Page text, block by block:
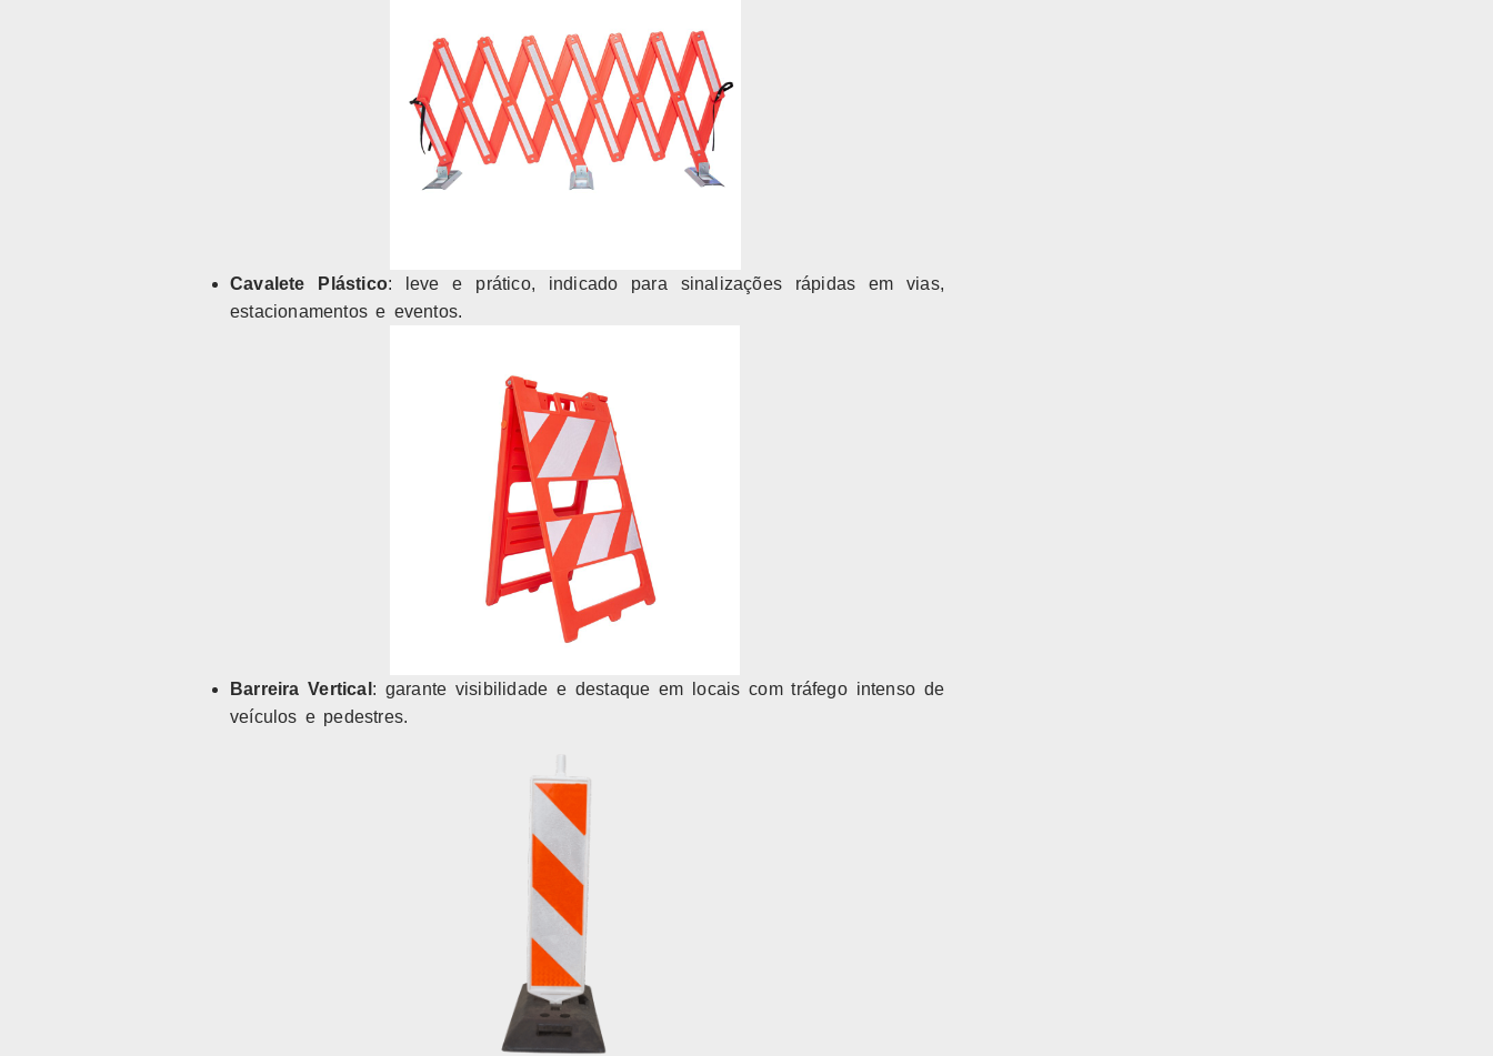
Cavalete Plástico: leve e prático, indicado para sinalizações rápidas em vias,
estacionamentos e eventos.
Barreira Vertical : garante visibilidade e destaque em locais com tráfego intenso de
veículos e pedestres.